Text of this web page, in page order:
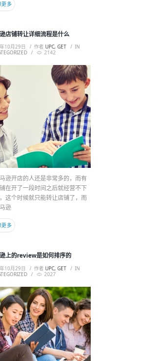
更多
店铺转让详细流程是什么
10月29日 作者 UPC, GET
IN
2142
逊开店的人还是非常多的，而有
在开了一段时间之后就经营不下
这个时候就只能转让店铺了，而
逊
更多
上的review是如何排序的
10月29日 作者 UPC, GET
IN
2027